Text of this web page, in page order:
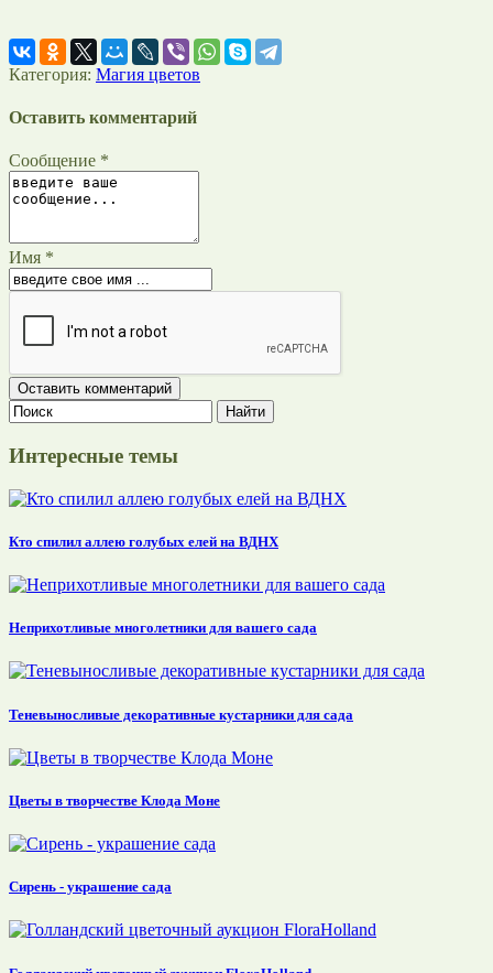
Категория: Магия цветов
Оставить комментарий
Сообщение *
Имя *
Интересные темы
Кто спилил аллею голубых елей на ВДНХ
Неприхотливые многолетники для вашего сада
Теневыносливые декоративные кустарники для сада
Цветы в творчестве Клода Моне
Сирень - украшение сада